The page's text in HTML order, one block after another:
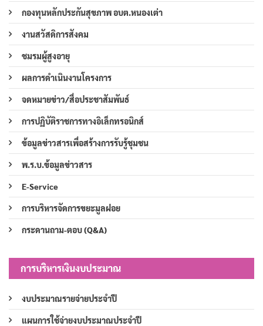
กองทุนหลักประกันสุขภาพ อบต.หนองเต่า
งานสวัสดิการสังคม
ชมรมผู้สูงอายุ
ผลการดำเนินงานโครงการ
จดหมายข่าว/สื่อประชาสัมพันธ์
การปฏิบัติราชการทางอิเล็กทรอนิกส์
ข้อมูลข่าวสารเพื่อสร้างการรับรู้ชุมชน
พ.ร.บ.ข้อมูลข่าวสาร
E-Service
การบริหารจัดการขยะมูลฝอย
กระดานถาม-ตอบ (Q&A)
การบริหารเงินงบประมาณ
งบประมาณรายจ่ายประจำปี
แผนการใช้จ่ายงบประมาณประจำปี